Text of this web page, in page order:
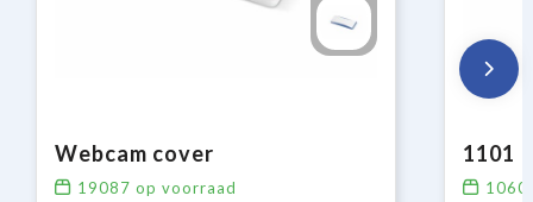
Webcam cover
19087 op voorraad
1101